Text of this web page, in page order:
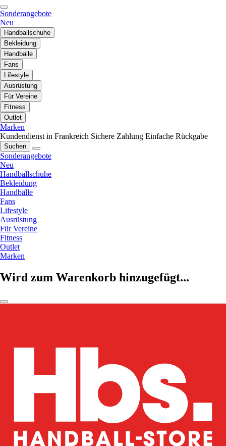
Sonderangebote
Neu
Handballschuhe
Bekleidung
Handbälle
Fans
Lifestyle
Ausrüstung
Für Vereine
Fitness
Outlet
Marken
Kundendienst in Frankreich Sichere Zahlung Einfache Rückgabe
Suchen
Sonderangebote
Neu
Handballschuhe
Bekleidung
Handbälle
Fans
Lifestyle
Ausrüstung
Für Vereine
Fitness
Outlet
Marken
Wird zum Warenkorb hinzugefügt...